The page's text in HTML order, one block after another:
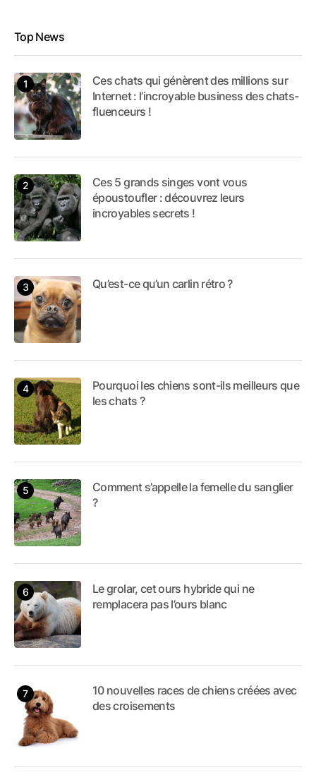
Top News
Ces chats qui génèrent des millions sur
Internet : l’incroyable business des chats-
fluenceurs !
Ces 5 grands singes vont vous
époustoufler : découvrez leurs
incroyables secrets !
Qu’est-ce qu’un carlin rétro ?
Pourquoi les chiens sont-ils meilleurs que
les chats ?
Comment s’appelle la femelle du sanglier
?
Le grolar, cet ours hybride qui ne
remplacera pas l’ours blanc
10 nouvelles races de chiens créées avec
des croisements